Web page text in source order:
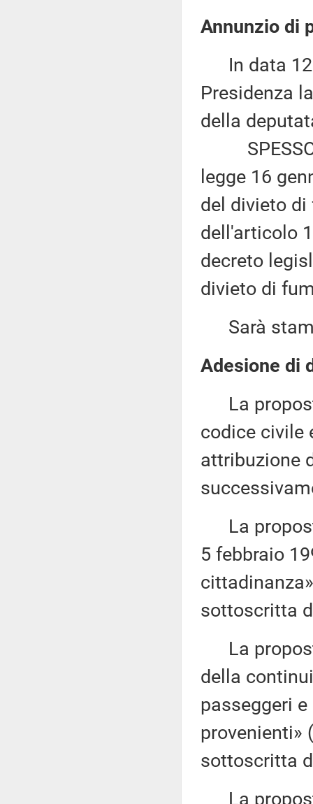
Annunzio di
In data 12
Presidenza
della
legge 16
del divieto
dell'articolo
decreto
divieto di
Sarà
Adesione di
La
codice civile
attribuzione
La
5 febbraio
sottoscritta
La
della
passeggeri
provenienti»
sottoscritta
La